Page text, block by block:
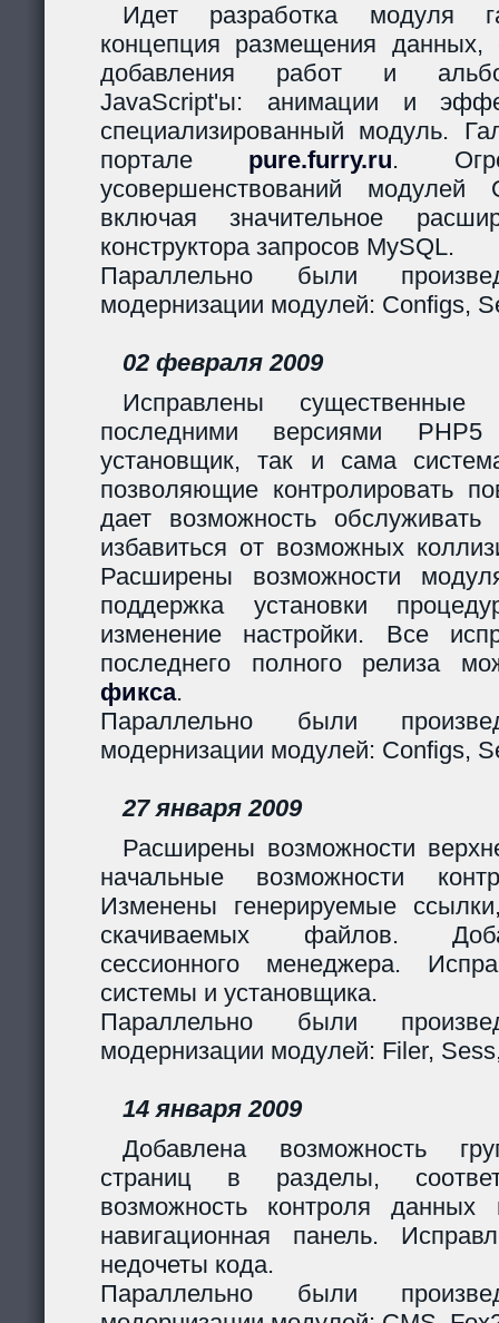
Идет разработка модуля
концепция размещения данных,
добавления работ и
JavaScript'ы: анимации и
специализированный модуль.
портале pure.furry.ru.
усовершенствований
включая значительное
конструктора запросов MySQL.
Параллельно были
модернизации модулей: Configs,
02 февраля 2009
Исправлены существенные
последними версиями
установщик, так и сама
позволяющие контролировать
дает возможность
избавиться от возможных
Расширены возможности
поддержка установки
изменение настройки. Все
последнего полного релиза
фикса.
Параллельно были
модернизации модулей: Configs,
27 января 2009
Расширены возможности
начальные возможности
Изменены генерируемые
скачиваемых файлов.
сессионного менеджера.
системы и установщика.
Параллельно были
модернизации модулей: Filer,
14 января 2009
Добавлена возможность
страниц в разделы,
возможность контроля
навигационная панель.
недочеты кода.
Параллельно были